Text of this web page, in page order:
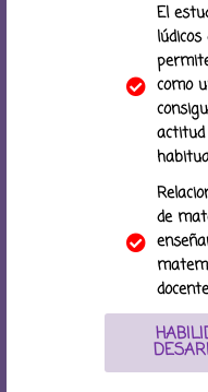
El
como
de